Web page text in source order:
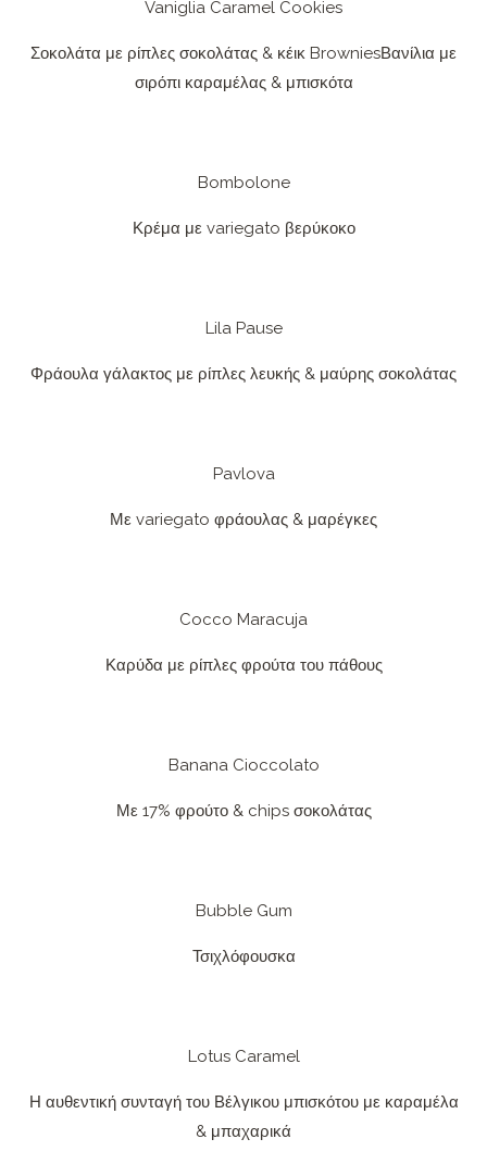
Vaniglia Caramel Cookies
Σοκολάτα με ρίπλες σοκολάτας & κέικ BrowniesΒανίλια με
σιρόπι καραμέλας & μπισκότα
Bombolone
Κρέμα με variegato βερύκοκο
Lila Pause
Φράουλα γάλακτος με ρίπλες λευκής & μαύρης σοκολάτας
Pavlova
Με variegato φράουλας & μαρέγκες
Cocco Maracuja
Καρύδα με ρίπλες φρούτα του πάθους
Banana Cioccolato
Με 17% φρούτο & chips σοκολάτας
Bubble Gum
Τσιχλόφουσκα
Lotus Caramel
Η αυθεντική συνταγή του Βέλγικου μπισκότου με καραμέλα
& μπαχαρικά